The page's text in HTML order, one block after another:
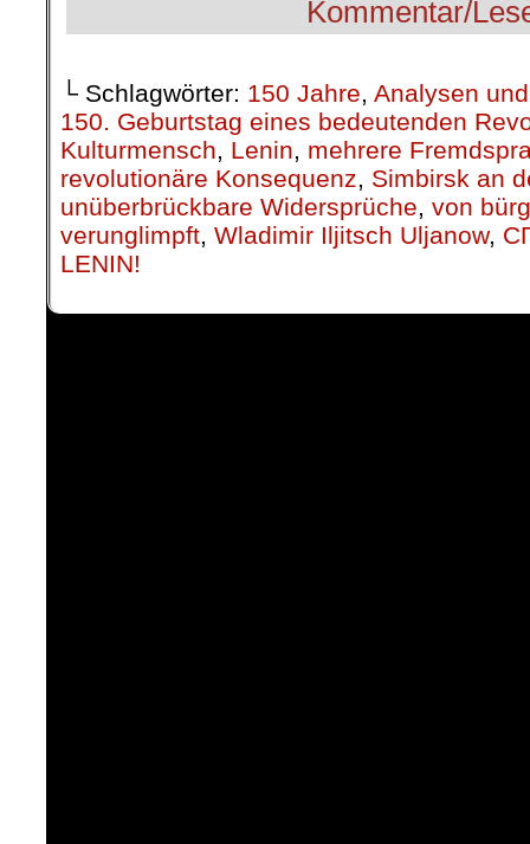
└ Schlagwörter: 150 Jahre, Analysen
150. Geburtstag eines bedeutenden
Kulturmensch, Lenin, mehrere
revolutionäre Konsequenz, Simbirsk an
unüberbrückbare Widersprüche, von
verunglimpft, Wladimir Iljitsch Uljanow,
LENIN!